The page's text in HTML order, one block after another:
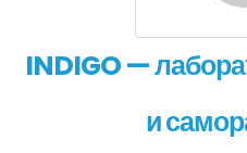
INDIGO —
и